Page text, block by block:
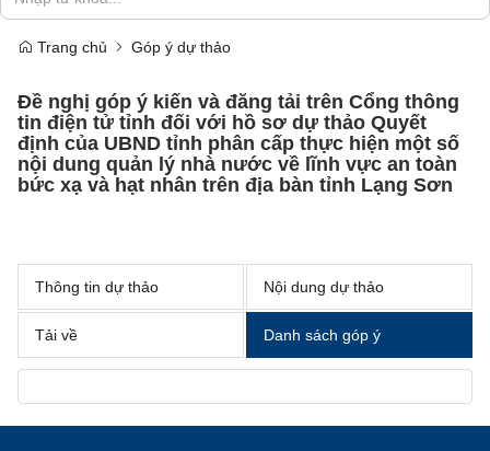
Trang chủ Góp ý dự thảo
Đề nghị góp ý kiến và đăng tải trên Cổng thông
tin điện tử tỉnh đối với hồ sơ dự thảo Quyết
định của UBND tỉnh phân cấp thực hiện một số
nội dung quản lý nhà nước về lĩnh vực an toàn
bức xạ và hạt nhân trên địa bàn tỉnh Lạng Sơn
Thông tin dự thảo Nội dung dự thảo
Tải về Danh sách góp ý